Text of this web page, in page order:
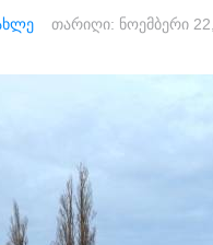
თარიღი: ნოემბერი